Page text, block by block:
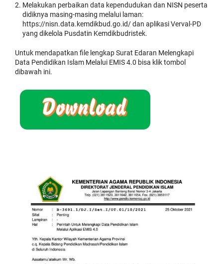
Melakukan perbaikan data kependudukan dan NISN peserta
didiknya masing-masing melalui laman:
https://nisn.data.kemdikbud.go.id/ dan aplikasi Verval-PD
yang dikelola Pusdatin Kemdikbudristek.
Untuk mendapatkan file lengkap Surat Edaran Melengkapi
Data Pendidikan Islam Melalui EMIS 4.0 bisa klik tombol
dibawah ini.